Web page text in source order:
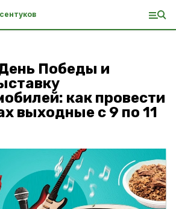
Победы и
как провести
выходные с 9 по 11